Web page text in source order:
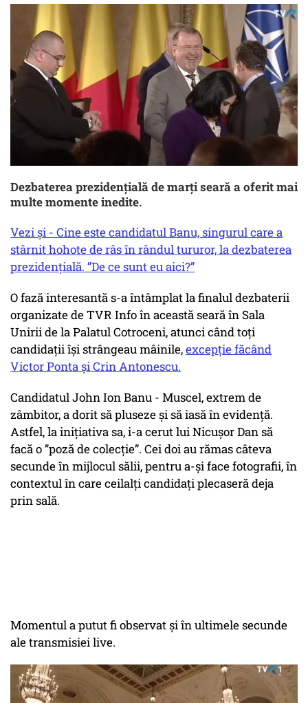
Dezbaterea prezidențială de marți seară a oferit mai
multe momente inedite.
Vezi și - Cine este candidatul Banu, singurul care a
stârnit hohote de râs în rândul tururor, la dezbaterea
prezidențială. ”De ce sunt eu aici?”
O fază interesantă s-a întâmplat la finalul dezbaterii
organizate de TVR Info în această seară în Sala
Unirii de la Palatul Cotroceni, atunci când toți
candidații își strângeau mâinile,excepție făcând
Victor Ponta și Crin Antonescu.
Candidatul John Ion Banu - Muscel, extrem de
zâmbitor, a dorit să pluseze și să iasă în evidență.
Astfel, la inițiativa sa, i-a cerut lui Nicușor Dan să
facă o ”poză de colecție”. Cei doi au rămas câteva
secunde în mijlocul sălii, pentru a-și face fotografii, în
contextul în care ceilalți candidați plecaseră deja
prin sală.
Momentul a putut fi observat și în ultimele secunde
ale transmisiei live.